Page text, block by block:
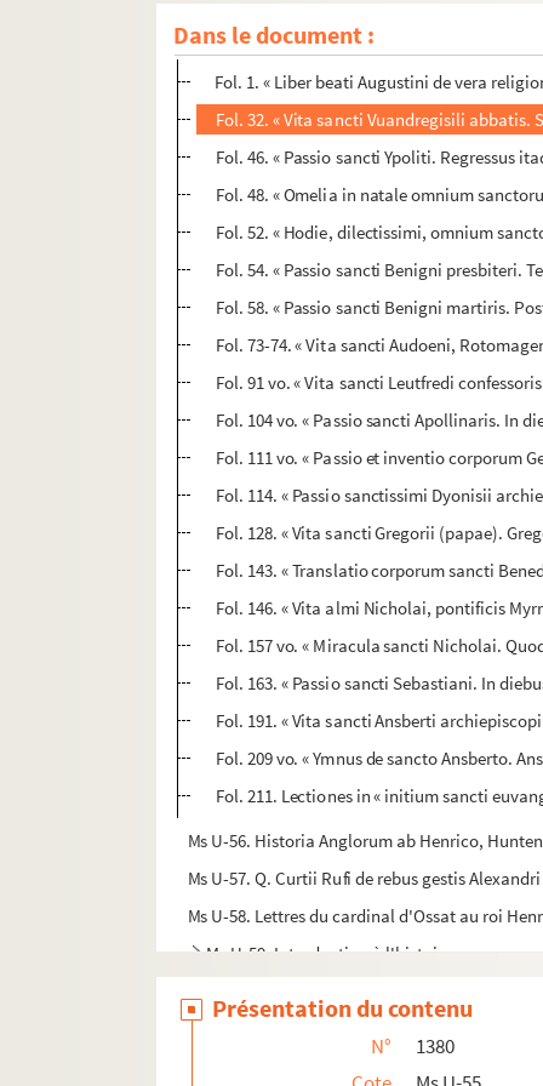
Dans le document :
Ms U-55. Vitae sanctorum
Fol. 1. « Liber beati Augustini de vera
Fol. 32. « Vita sancti Vuandregisili
Fol. 46. « Passio sancti Ypoliti. Regressus
Fol. 48. « Omelia in natale omnium
Fol. 52. « Hodie, dilectissimi, omnium
Fol. 54. « Passio sancti Benigni presbiteri.
Fol. 58. « Passio sancti Benigni martiris.
Fol. 73-74. « Vita sancti Audoeni,
Fol. 91 vo. « Vita sancti Leutfredi
Fol. 104 vo. « Passio sancti Apollinaris. In
Fol. 111 vo. « Passio et inventio corporum
Fol. 114. « Passio sanctissimi Dyonisii
Fol. 128. « Vita sancti Gregorii (papae).
Fol. 143. « Translatio corporum sancti
Fol. 146. « Vita almi Nicholai, pontificis
Fol. 157 vo. « Miracula sancti Nicholai.
Fol. 163. « Passio sancti Sebastiani. In
Fol. 191. « Vita sancti Ansberti
Fol. 209 vo. « Ymnus de sancto Ansberto.
Fol. 211. Lectiones in « initium sancti
Ms U-56. Historia Anglorum ab Henrico,
Ms U-57. Q. Curtii Rufi de rebus gestis
Ms U-58. Lettres du cardinal d'Ossat au roi
Ms U-59. Introduction à l'histoire
Présentation du contenu
N°
1380